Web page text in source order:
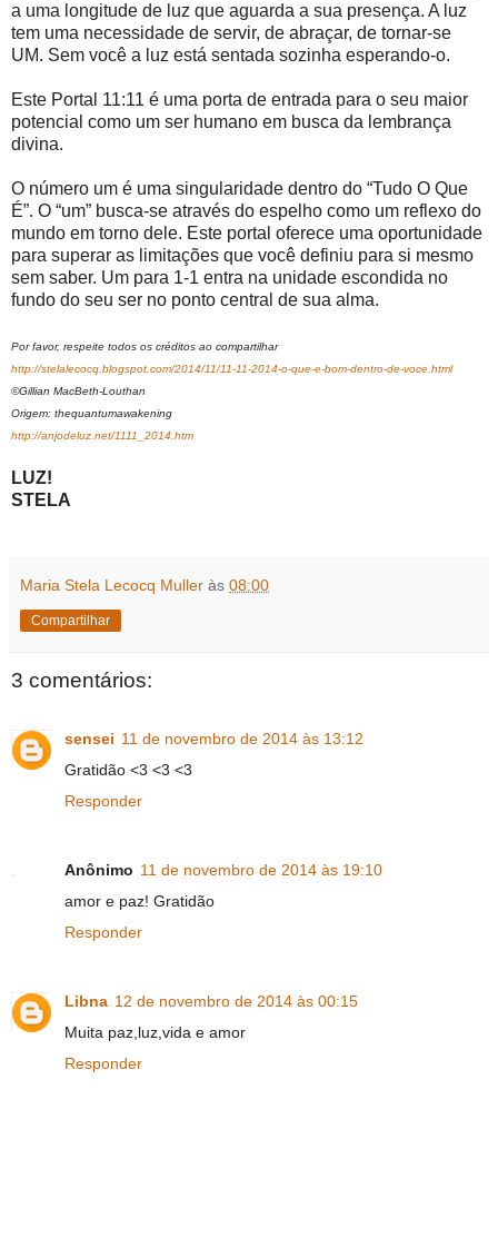
a uma longitude de luz que aguarda a sua presença. A luz
tem uma necessidade de servir, de abraçar, de tornar-se
UM. Sem você a luz está sentada sozinha esperando-o.
Este Portal 11:11 é uma porta de entrada para o seu maior
potencial como um ser humano em busca da lembrança
divina.
O número um é uma singularidade dentro do “Tudo O Que
É”. O “um” busca-se através do espelho como um reflexo do
mundo em torno dele. Este portal oferece uma oportunidade
para superar as limitações que você definiu para si mesmo
sem saber. Um para 1-1 entra na unidade escondida no
fundo do seu ser no ponto central de sua alma.
Por favor, respeite todos os créditos ao compartilhar
http://stelalecocq.blogspot.com/2014/11/11-11-2014-o-que-e-bom-dentro-de-voce.html
©Gillian MacBeth-Louthan
Origem: thequantumawakening
http://anjodeluz.net/1111_2014.htm
LUZ!
STELA
Maria Stela Lecocq Muller às 08:00
Compartilhar
3 comentários:
sensei 11 de novembro de 2014 às 13:12
Gratidão <3 <3 <3
Responder
Anônimo 11 de novembro de 2014 às 19:10
amor e paz! Gratidão
Responder
Libna 12 de novembro de 2014 às 00:15
Muita paz,luz,vida e amor
Responder